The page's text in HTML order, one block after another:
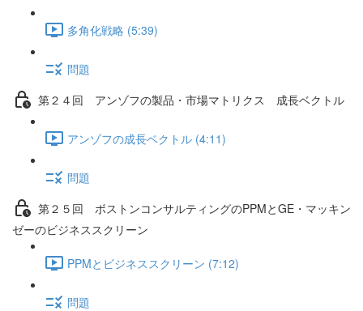
多角化戦略 (5:39)
問題
第２４回 アンゾフの製品・市場マトリクス 成長ベクトル
アンゾフの成長ベクトル (4:11)
問題
第２５回 ボストンコンサルティングのPPMとGE・マッキン
ゼーのビジネススクリーン
PPMとビジネススクリーン (7:12)
問題